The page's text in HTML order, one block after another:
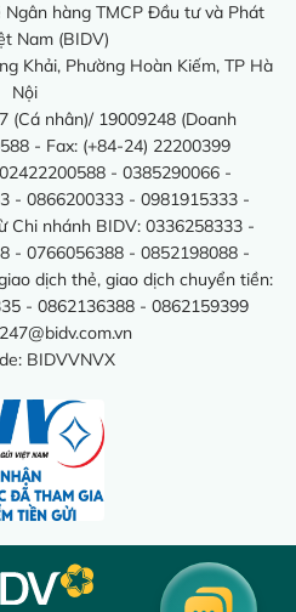
hàng TMCP Đầu tư và Phát
Nam (BIDV)
Khải, Phường Hoàn Kiếm, TP Hà
Nội
(Cá nhân)/ 19009248 (Doanh
- Fax: (+84-24) 22200399
- 0385290066 -
- 0866200333 - 0981915333 -
Chi nhánh BIDV: 0336258333 -
- 0766056388 - 0852198088 -
dịch thẻ, giao dịch chuyển tiền:
- 0862136388 - 0862159399
BIDVVNVX